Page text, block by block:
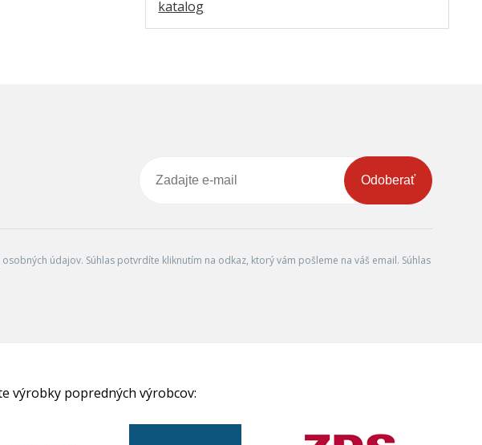
katalog
Odoberať
údajov. Súhlas potvrdíte kliknutím na odkaz, ktorý vám pošleme na váš email. Súhlas
výrobky popredných výrobcov: